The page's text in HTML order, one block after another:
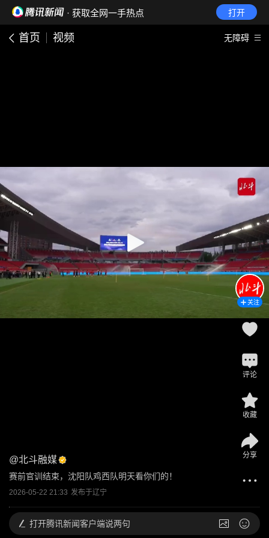
· 获取全网一手热点 打开
首页 视频 无障碍
@北斗融媒
赛前官训结束，沈阳队鸡西队明天看你们的！
2026-05-22 21:33 发布于辽宁
关注
评论
收藏
分享
打开腾讯新闻客户端说两句